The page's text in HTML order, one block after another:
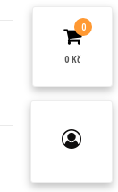
0
0 Kč